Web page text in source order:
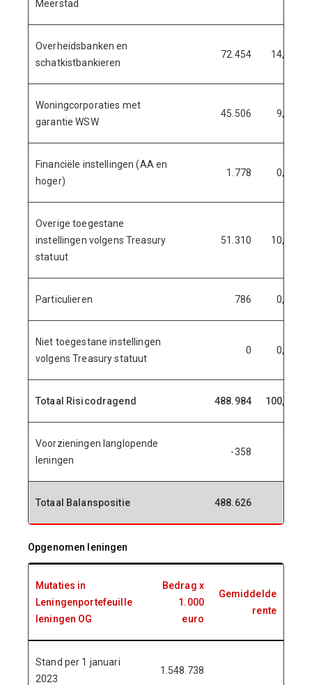
Meerstad
Overheidsbanken en
schatkistbankieren
72.454 14,82%
Woningcorporaties met
garantie WSW
45.506 9,31%
Financiële instellingen (AA en
hoger)
1.778 0,36%
Overige toegestane
instellingen volgens Treasury
statuut
51.310 10,49%
Particulieren 786 0,16%
Niet toegestane instellingen
volgens Treasury statuut
0 0,00%
Totaal Risicodragend 488.984 100,00%
Voorzieningen langlopende
leningen
-358
Totaal Balanspositie 488.626
Opgenomen leningen
Mutaties in
Leningenportefeuille
leningen OG
Bedrag x
1.000
euro
Gemiddelde
rente
Stand per 1 januari
2023
1.548.738